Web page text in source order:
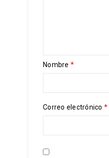
Nombre *
Correo electrónico *